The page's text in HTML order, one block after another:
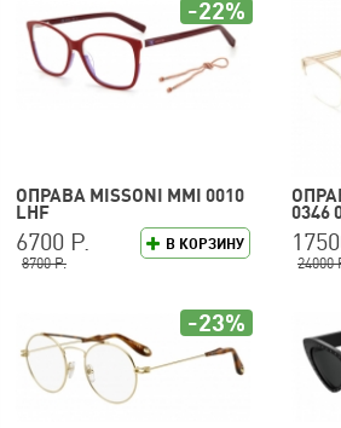
ОПРАВА MISSONI MMI 0010
LHF
В КОРЗИНУ
6700 Р.
8700 Р.
-22%
0346
24000
-23%